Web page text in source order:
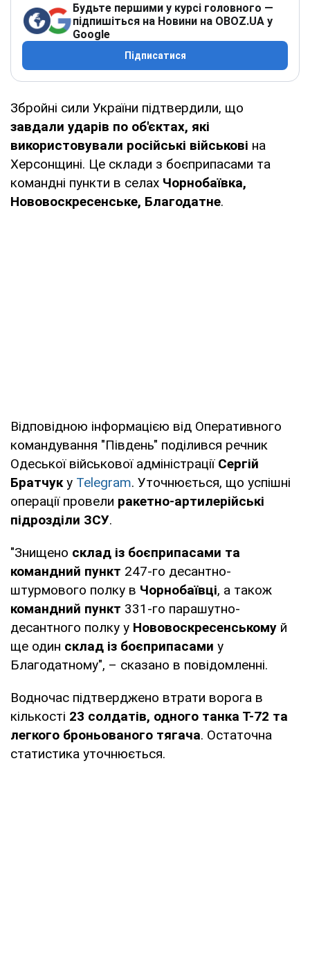
Будьте першими у курсі головного —
підпишіться на Новини на OBOZ.UA у
Google
Підписатися
Збройні сили України підтвердили, що
завдали ударів по об'єктах, які
використовували російські військові на
Херсонщині. Це склади з боєприпасами та
командні пункти в селах Чорнобаївка,
Нововоскресенське, Благодатне.
Відповідною інформацією від Оперативного
командування "Південь" поділився речник
Одеської військової адміністрації Сергій
Братчуку Telegram. Уточнюється, що успішні
операції провели ракетно-артилерійські
підрозділи ЗСУ.
"Знищено склад із боєприпасами та
командний пункт 247-го десантно-
штурмового полку в Чорнобаївці, а також
командний пункт 331-го парашутно-
десантного полку у Нововоскресенському й
ще один склад із боєприпасами у
Благодатному", – сказано в повідомленні.
Водночас підтверджено втрати ворога в
кількості 23 солдатів, одного танка Т-72 та
легкого броньованого тягача. Остаточна
статистика уточнюється.